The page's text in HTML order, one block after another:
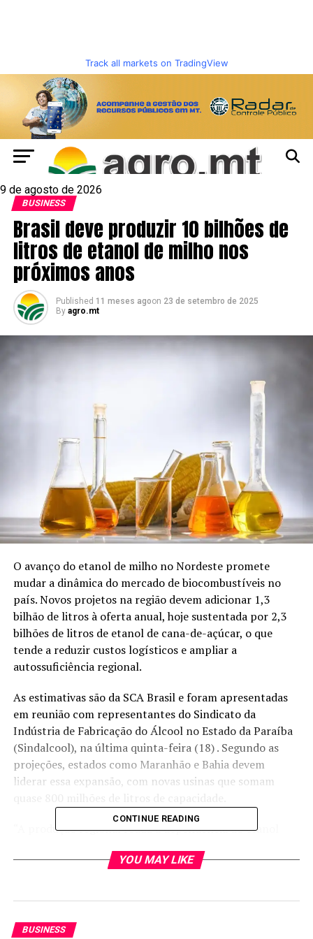
Track all markets on TradingView
9 de agosto de 2026
BUSINESS
Brasil deve produzir 10 bilhões de
litros de etanol de milho nos
próximos anos
Published 11 meses agoon 23 de setembro de 2025
By agro.mt
O avanço do etanol de milho no Nordeste promete
mudar a dinâmica do mercado de biocombustíveis no
país. Novos projetos na região devem adicionar 1,3
bilhão de litros à oferta anual, hoje sustentada por 2,3
bilhões de litros de etanol de cana-de-açúcar, o que
tende a reduzir custos logísticos e ampliar a
autossuficiência regional.
As estimativas são da SCA Brasil e foram apresentadas
em reunião com representantes do Sindicato da
Indústria de Fabricação do Álcool no Estado da Paraíba
(Sindalcool), na última quinta-feira (18) . Segundo as
projeções, estados como Maranhão e Bahia devem
liderar essa expansão, com novas usinas que somam
“A produção regional reduz a dependência do etanol
maior estabilidade no abastecimento e gera
Brasil .
CONTINUE READING
YOU MAY LIKE
BUSINESS